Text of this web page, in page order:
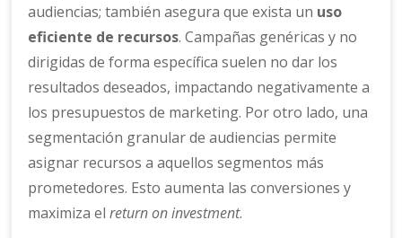
audiencias; también asegura que exista un uso
eficiente de recursos. Campañas genéricas y no
dirigidas de forma específica suelen no dar los
resultados deseados, impactando negativamente a
los presupuestos de marketing. Por otro lado, una
segmentación granular de audiencias permite
asignar recursos a aquellos segmentos más
prometedores. Esto aumenta las conversiones y
maximiza elreturn on investment.